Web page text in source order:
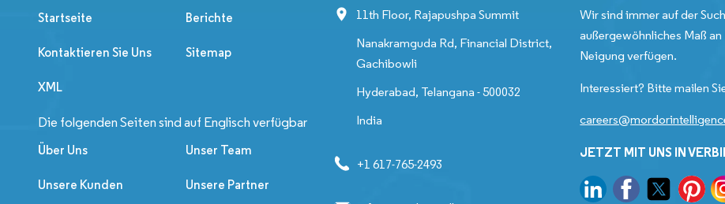
Startseite Berichte
Kontaktieren Sie Uns Sitemap
XML
Die folgenden Seiten sind auf Englisch verfügbar
Über Uns Unser Team
Unsere Kunden Unsere Partner
11th Floor, Rajapushpa Summit
Nanakramguda Rd, Financial District,
Gachibowli
Hyderabad, Telangana - 500032
India
+1 617-765-2493
Wir sind immer auf der
außergewöhnliches Maß
Neigung verfügen.
Interessiert? Bitte mailen
JETZT MIT UNS IN